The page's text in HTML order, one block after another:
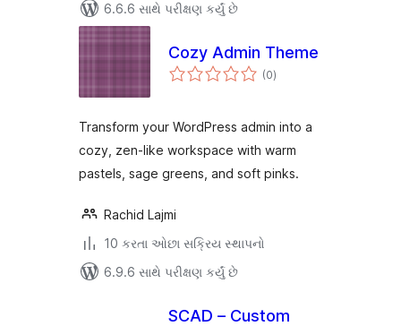
6.6.6 સાથે પરીક્ષણ કર્યું છે
Cozy Admin Theme
(0કુલ
રેટિંગ્સ
)
Transform your WordPress admin into a
cozy, zen-like workspace with warm
pastels, sage greens, and soft pinks.
Rachid Lajmi
10 કરતા ઓછા સક્રિય સ્થાપનો
6.9.6 સાથે પરીક્ષણ કર્યું છે
SCAD – Custom